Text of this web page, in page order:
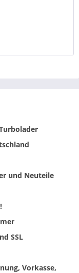
und Neuteile
SSL
Vorkasse,